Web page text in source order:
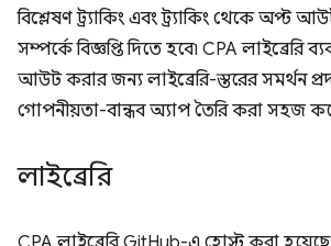
বিশ্লেষণ ট্র্যাকিং এবং ট্র্যাকিং থেকে অপ্ট
সম্পর্কে বিজ্ঞপ্তি দিতে হবে৷ CPA লাইব্রেরি
আউট করার জন্য লাইব্রেরি-স্তরের সমর্থন
গোপনীয়তা-বান্ধব অ্যাপ তৈরি করা সহজ
লাইব্রেরি